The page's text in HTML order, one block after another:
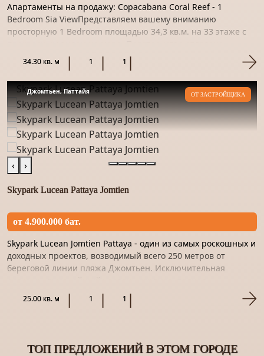
Апартаменты на продажу: Copacabana Coral Reef - 1
Bedroom Sia ViewПредставляем вашему вниманию
просторную 1 Bedroom площадью 34,3 кв.м. на 33 этаже с
качественным материало...
34.30 кв. м 1 1
Джомтьен, Паттайя ОТ ЗАСТРОЙЩИКА
‹ ›
Skypark Lucean Pattaya Jomtien
от 4.900.000 бат.
Skypark Lucean Jomtien Pattaya - один из самых роскошных и
доходных проектов, возводимый всего 250 метров от
береговой линии пляжа Джомтьен. Исключительная
конфиденциальность...
25.00 кв. м 1 1
ТОП ПРЕДЛОЖЕНИЙ В ЭТОМ ГОРОДЕ